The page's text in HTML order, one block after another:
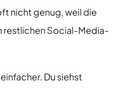
nicht genug, weil die
restlichen Social-Media-
Du siehst